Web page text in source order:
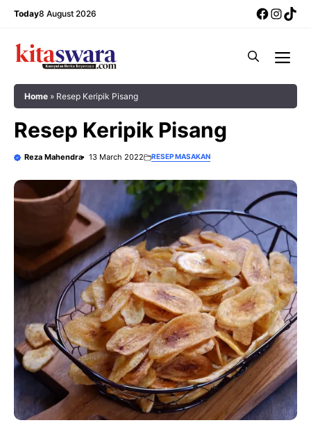
Skip
content
Today8 August 2026
Home » Resep Keripik Pisang
Resep Keripik Pisang
Reza Mahendra 13 March 2022 RESEP MASAKAN